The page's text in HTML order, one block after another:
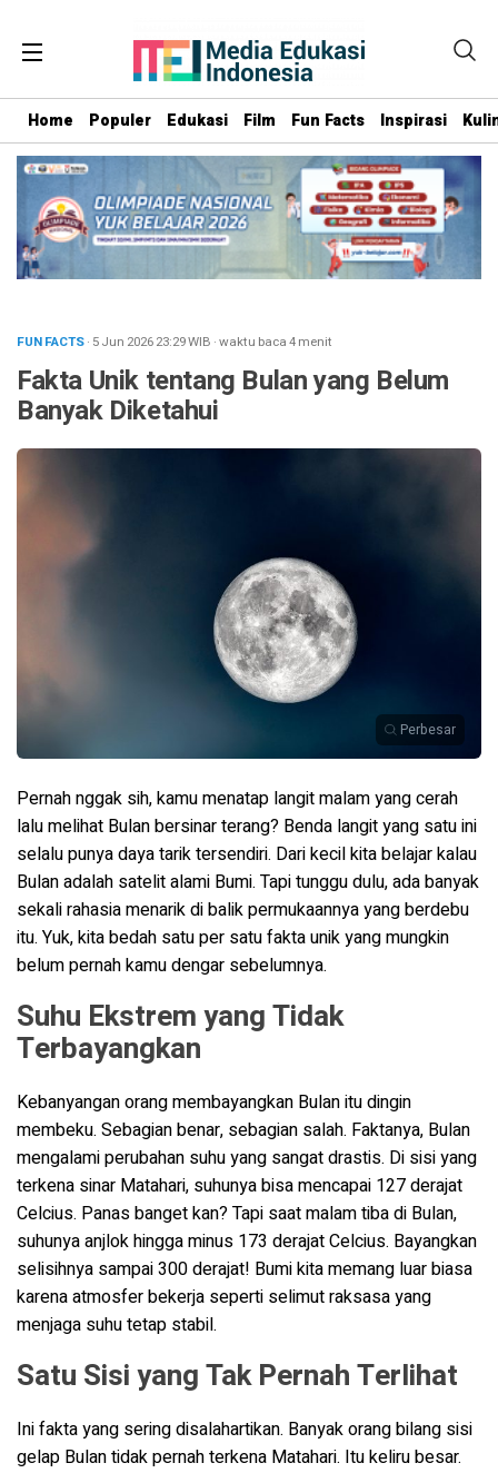
Home Populer Edukasi Film Fun Facts Inspirasi
FUN FACTS· 5 Jun 202623:29WIB ·waktu baca 4 menit
Fakta Unik tentang Bulan yang Belum
Banyak Diketahui
Perbesar
Pernah nggak sih, kamu menatap langit malam yang cerah
lalu melihat Bulan bersinar terang? Benda langit yang satu ini
selalu punya daya tarik tersendiri. Dari kecil kita belajar kalau
Bulan adalah satelit alami Bumi. Tapi tunggu dulu, ada banyak
sekali rahasia menarik di balik permukaannya yang berdebu
itu. Yuk, kita bedah satu per satu fakta unik yang mungkin
belum pernah kamu dengar sebelumnya.
Suhu Ekstrem yang Tidak
Terbayangkan
Kebanyangan orang membayangkan Bulan itu dingin
membeku. Sebagian benar, sebagian salah. Faktanya, Bulan
mengalami perubahan suhu yang sangat drastis. Di sisi yang
terkena sinar Matahari, suhunya bisa mencapai 127 derajat
Celcius. Panas banget kan? Tapi saat malam tiba di Bulan,
suhunya anjlok hingga minus 173 derajat Celcius. Bayangkan
selisihnya sampai 300 derajat! Bumi kita memang luar biasa
karena atmosfer bekerja seperti selimut raksasa yang
menjaga suhu tetap stabil.
Satu Sisi yang Tak Pernah Terlihat
Ini fakta yang sering disalahartikan. Banyak orang bilang sisi
gelap Bulan tidak pernah terkena Matahari. Itu keliru besar.